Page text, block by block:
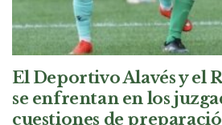
El Deportivo Alavés y el
se enfrentan en los
cuestiones de